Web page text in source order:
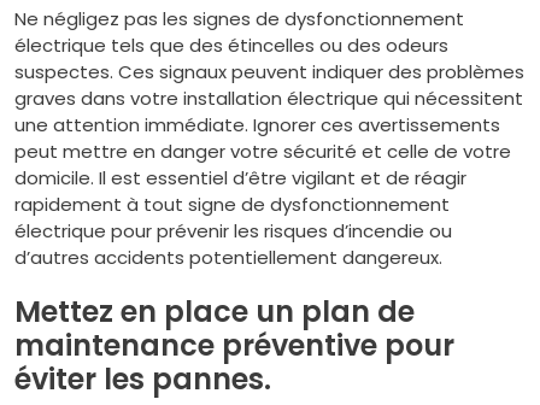
Ne négligez pas les signes de dysfonctionnement
électrique tels que des étincelles ou des odeurs
suspectes. Ces signaux peuvent indiquer des problèmes
graves dans votre installation électrique qui nécessitent
une attention immédiate. Ignorer ces avertissements
peut mettre en danger votre sécurité et celle de votre
domicile. Il est essentiel d’être vigilant et de réagir
rapidement à tout signe de dysfonctionnement
électrique pour prévenir les risques d’incendie ou
d’autres accidents potentiellement dangereux.
Mettez en place un plan de
maintenance préventive pour
éviter les pannes.